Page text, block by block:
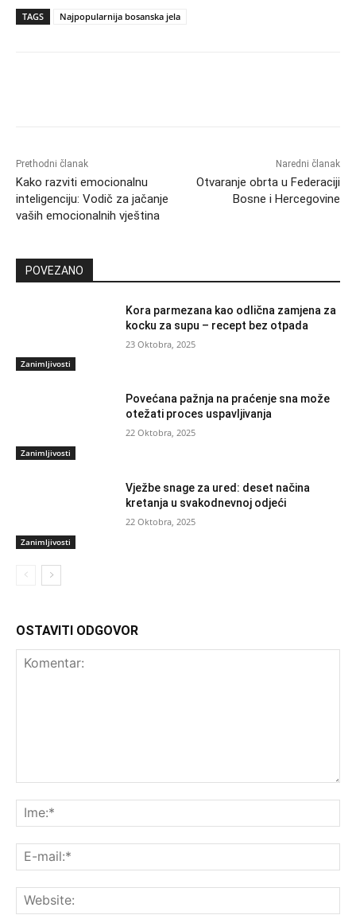
TAGS Najpopularnija bosanska jela
Prethodni članak
Kako razviti emocionalnu
inteligenciju: Vodič za jačanje
vaših emocionalnih vještina
Naredni članak
Otvaranje obrta u Federaciji
Bosne i Hercegovine
POVEZANO
Zanimljivosti
Kora parmezana kao odlična zamjena za
kocku za supu – recept bez otpada
23 Oktobra, 2025
Zanimljivosti
Povećana pažnja na praćenje sna može
otežati proces uspavljivanja
22 Oktobra, 2025
Zanimljivosti
Vježbe snage za ured: deset načina
kretanja u svakodnevnoj odjeći
22 Oktobra, 2025
OSTAVITI ODGOVOR